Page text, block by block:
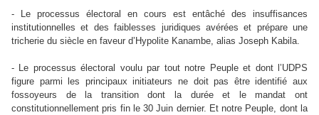
- Le processus électoral en cours est entâché des insuffisances
institutionnelles et des faiblesses juridiques avérées et prépare une
tricherie du siècle en faveur d’Hypolite Kanambe, alias Joseph Kabila.
- Le processus électoral voulu par tout notre Peuple et dont l’UDPS
figure parmi les principaux initiateurs ne doit pas être identifié aux
fossoyeurs de la transition dont la durée et le mandat ont
constitutionnellement pris fin le 30 Juin dernier. Et notre Peuple, dont la